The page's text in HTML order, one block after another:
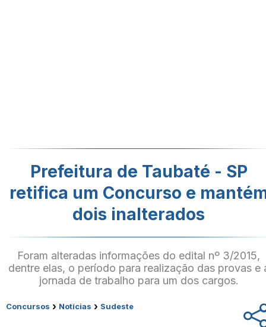
Prefeitura de Taubaté - SP
retifica um Concurso e
dois inalterados
Foram alteradas informações do edital nº 3/2015,
dentre elas, o período para realização das provas e
jornada de trabalho para um dos cargos.
Concursos › Notícias › Sudeste